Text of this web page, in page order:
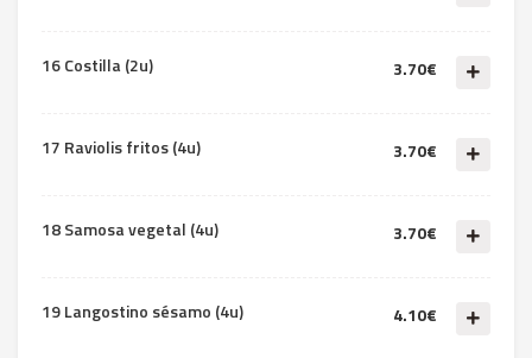
16 Costilla (2u) 3.70€
17 Raviolis fritos (4u) 3.70€
18 Samosa vegetal (4u) 3.70€
19 Langostino sésamo (4u) 4.10€